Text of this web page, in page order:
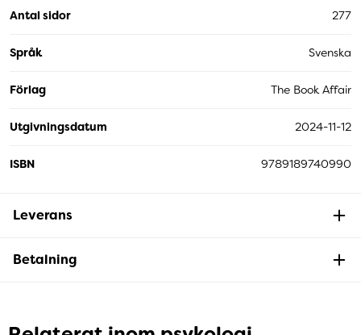
Antal sidor 277
Språk Svenska
Förlag The Book Affair
Utgivningsdatum 2024-11-12
ISBN 9789189740990
Leverans
Betalning